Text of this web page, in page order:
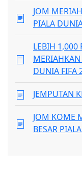
JOM
PIALA
LEBIH 1,000
MERIAHKAN
DUNIA FIFA
JEMPUTAN
JOM KOME
BESAR